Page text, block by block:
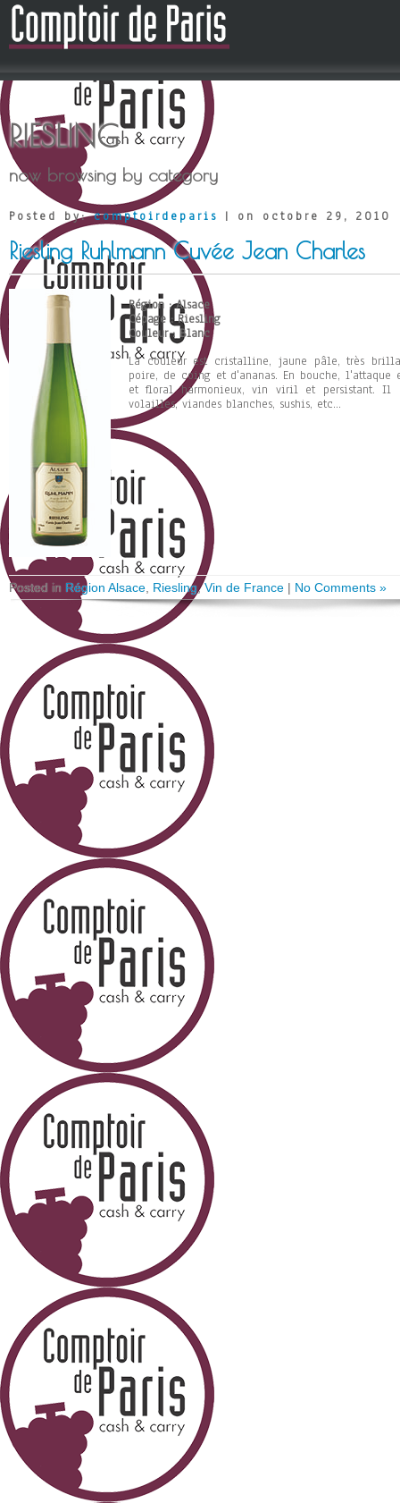
RIESLING
now browsing by category
Posted by:comptoirdeparis | on octobre 29, 2010
Riesling Ruhlmann Cuvée Jean Charles
Région : Alsace
Cépage : Riesling
Couleur : Blanc
La couleur est cristalline, jaune pâle, très
poire, de coing et d'ananas. En bouche,
et floral harmonieux, vin viril et persistant. Il
volailles, viandes blanches, sushis, etc...
Posted in Région Alsace Riesling,Vin de France | No Comments »